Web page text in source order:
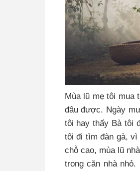
Mùa lũ mẹ tôi mua
đâu được. Ngày
tôi hay thấy Bà tôi
tôi đi tìm đàn gà,
chỗ cao, mùa lũ
trong căn nhà